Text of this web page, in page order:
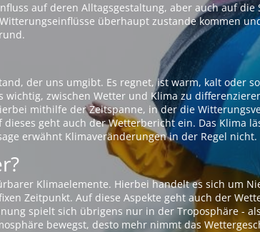
auf deren Alltagsgestaltung, aber auch auf die
überhaupt zustande kommen
der uns umgibt. Es regnet, ist warm, kalt oder
zwischen Wetter und Klima zu
mithilfe der Zeitspanne, in der die
geht auch der Wetterbericht ein. Das Klima
erwähnt Klimaveränderungen in der Regel nicht.
Klimaelemente. Hierbei handelt es sich um
Zeitpunkt. Auf diese Aspekte geht auch der
spielt sich übrigens nur in der Troposphäre -
bewegst, desto mehr nimmt das